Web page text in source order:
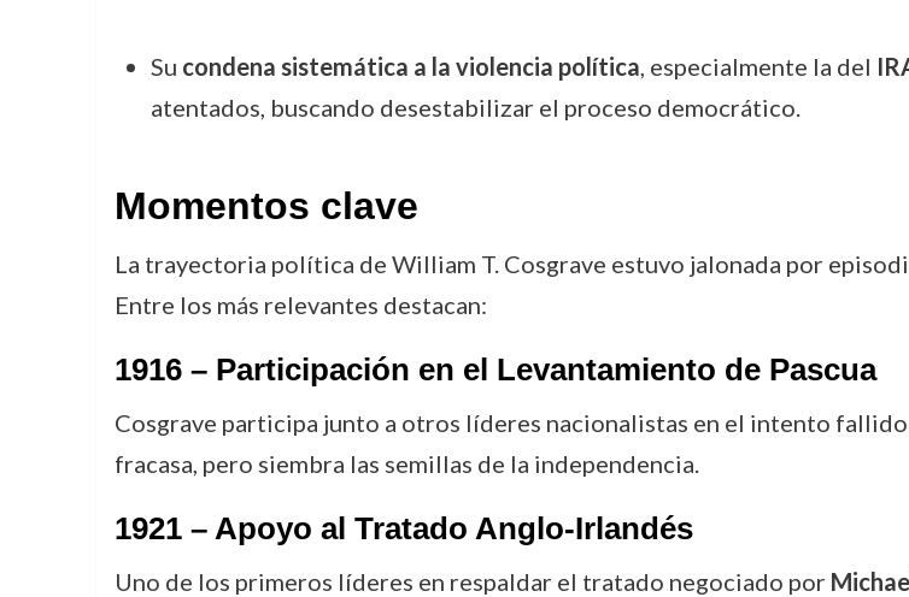
Su condena sistemática a la violencia política, especialmente la del
atentados, buscando desestabilizar el proceso democrático.
Momentos clave
La trayectoria política de William T. Cosgrave estuvo jalonada por
Entre los más relevantes destacan:
1916 – Participación en el Levantamiento de Pascua
Cosgrave participa junto a otros líderes nacionalistas en el intento
fracasa, pero siembra las semillas de la independencia.
1921 – Apoyo al Tratado Anglo-Irlandés
Uno de los primeros líderes en respaldar el tratado negociado por